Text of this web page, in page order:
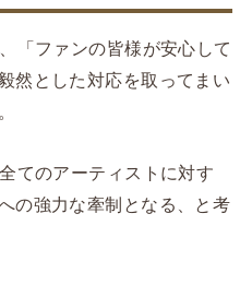
「ファンの皆様が安心して
然とした対応を取ってまい
てのアーティストに対す
の強力な牽制となる、と考